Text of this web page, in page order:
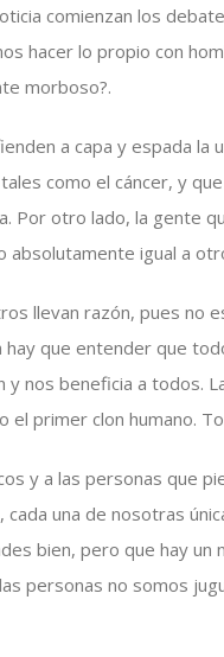
comienzan los
hacer lo propio con
morboso?.
a capa y espada la
como el cáncer, y
Por otro lado, la gente
absolutamente igual a
llevan razón, pues no
que entender que
nos beneficia a todos.
el primer clon humano.
y a las personas que
una de nosotras
bien, pero que hay un
personas no somos